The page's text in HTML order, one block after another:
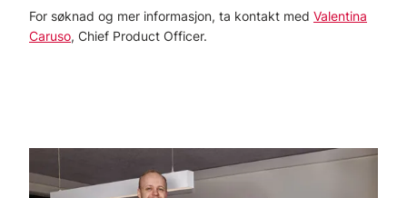
For søknad og mer informasjon, ta kontakt med Valentina
Caruso, Chief Product Officer.